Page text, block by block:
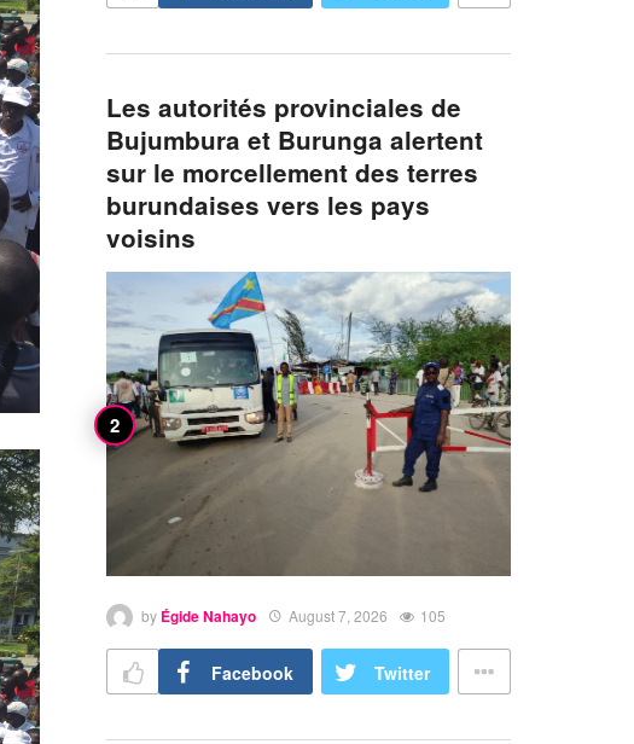
Les autorités provinciales de
Bujumbura et Burunga alertent
sur le morcellement des terres
burundaises vers les pays
voisins
by Égide Nahayo August 7, 2026 105
Facebook Twitter